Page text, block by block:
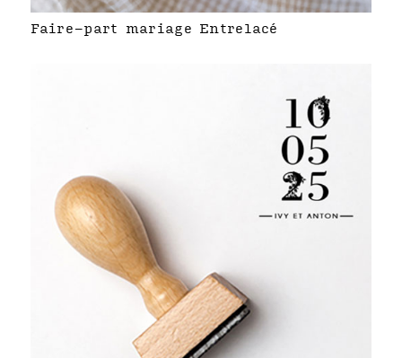
Faire-part mariage Entrelacé